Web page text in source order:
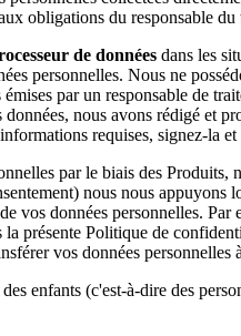
obligations du responsable
de données dans les
personnelles. Nous ne
par un responsable de
nous avons rédigé et
requises, signez-la
par le biais des
nous nous
vos données personnelles.
présente Politique de
vos données
enfants (c'est-à-dire des